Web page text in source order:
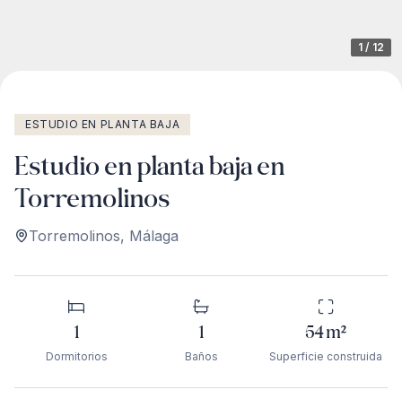
1 / 12
ESTUDIO EN PLANTA BAJA
Estudio en planta baja en
Torremolinos
Torremolinos, Málaga
1
Dormitorios
1
Baños
54m²
Superficie construida